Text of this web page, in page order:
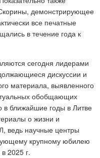
демонстрирующее
все печатные
в течение года к
сегодня лидерами
дискуссии и
материала, выявленного
обобщающих
в ближайшие годы в Литве
о жизни и
ведь научные центры
крупному юбилею
2025 г.